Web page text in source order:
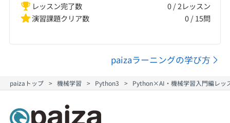
レッスン完了数
0 / 2レッスン
演習課題クリア数
0/15問
paizaラーニングの学び方
paizaトップ 機械学習 Python3 Python×AI・機械学習入門編レッ